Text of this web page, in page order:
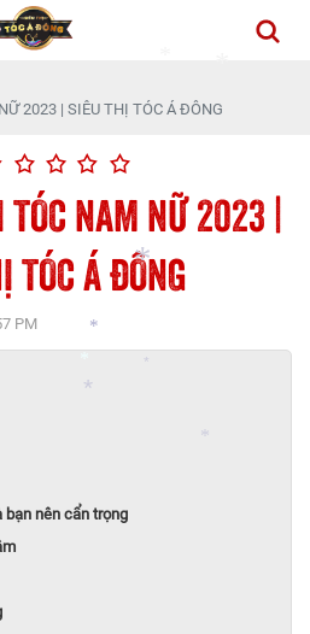
*
*
2023 | SIÊU THỊ TÓC Á ĐÔNG
TÓC NAM NỮ 2023 |
TÓC Á ĐÔNG
PM
bạn nên cẩn trọng